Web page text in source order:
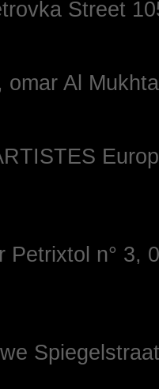
Street
omar Al
Petrixtol n° 3,